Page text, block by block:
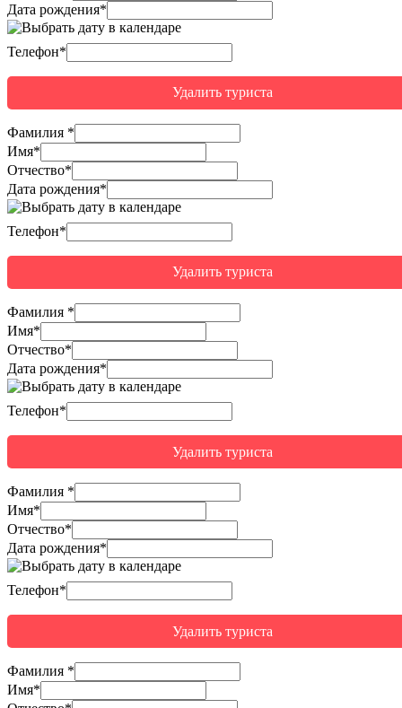
Дата рождения*
Телефон*
Удалить туриста
Фамилия *
Имя*
Отчество*
Дата рождения*
Телефон*
Удалить туриста
Фамилия *
Имя*
Отчество*
Дата рождения*
Телефон*
Удалить туриста
Фамилия *
Имя*
Отчество*
Дата рождения*
Телефон*
Удалить туриста
Фамилия *
Имя*